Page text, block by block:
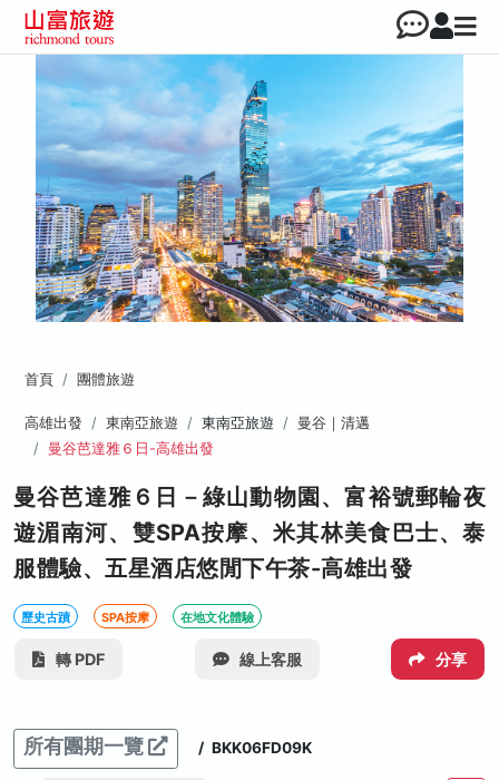
首頁 團體旅遊
高雄出發 東南亞旅遊 東南亞旅遊
曼谷｜清邁
曼谷芭達雅６日-高雄出發
曼谷芭達雅６日－綠山動物園、富裕號郵輪夜
遊湄南河、雙SPA按摩、米其林美食巴士、泰
服體驗、五星酒店悠閒下午茶-高雄出發
歷史古蹟 SPA按摩 在地文化體驗
轉 PDF 線上客服 分享
所有團期一覽 / BKK06FD09K